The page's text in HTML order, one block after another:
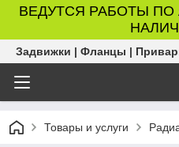
ВЕДУТСЯ РАБОТЫ ПО
Задвижки | Фланцы |
Товары и услуги